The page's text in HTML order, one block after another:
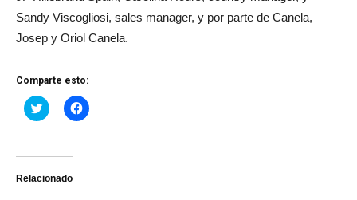
Sandy Viscogliosi, sales manager, y por parte de Canela,
Josep y Oriol Canela.
Comparte esto:
Haz
clic
Twitter
abre
Haz
clic
Relacionado